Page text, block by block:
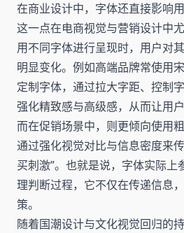
在商业设计中，字体还直接影响用
这一点在电商视觉与营销设计中
用不同字体进行呈现时，用户对
明显变化。例如高端品牌常使用
定制字体，通过拉大字距、控制
强化精致感与高级感，从而让用
而在促销场景中，则更倾向使用
通过强化视觉对比与信息密度来传
买刺激”。也就是说，字体实际上
理判断过程，它不仅在传递信息
策。
随着国潮设计与文化视觉回归的